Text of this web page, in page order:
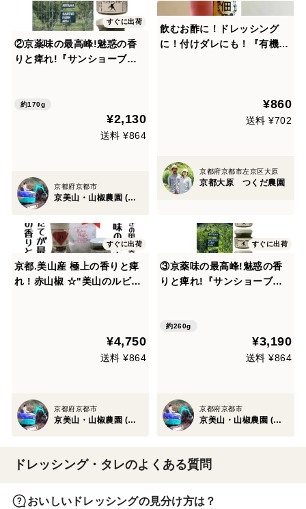
すぐに出荷
②京薬味の最高峰!魅惑の香
りと痺れ!『サンショーブギ
約170g
¥2,130
送料 ¥864
京都府京都市
京美山・山椒農園 (内儀家)
飲むお酢に！ドレッシング
に！付けダレにも！『有機赤
¥860
送料 ¥702
京都府京都市左京区大原
京都大原 つくだ農園
すぐに出荷
京都.美山産 極上の香りと痺
れ ! 赤山椒 ☆"美山のルビ
¥4,750
送料 ¥864
京都府京都市
京美山・山椒農園 (内儀家)
すぐに出荷
③京薬味の最高峰!魅惑の香
りと痺れ!『サンショーブギ
約260g
¥3,190
送料 ¥864
京都府京都市
京美山・山椒農園 (内儀家)
ドレッシング・タレのよくある質問
おいしいドレッシングの見分け方は？